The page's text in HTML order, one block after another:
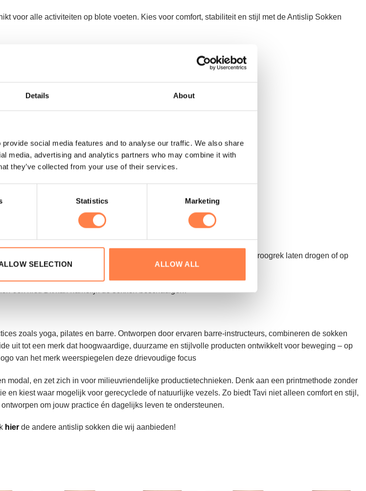
Details About
social media features and to analyse our traffic. We also share
media, advertising and analytics partners who may combine it with
they’ve collected from your use of their services.
Statistics Marketing
SELECTION ALLOW ALL
voor alle activiteiten op blote voeten. Kies voor comfort, stabiliteit en stijl met de Antislip Sokken
een zachte cyclus om de antislip laag te beschermen. Daarna op het droogrek laten drogen of op
ook niet. Dit kan namelijk de sokken beschadigen.
zoals yoga, pilates en barre. Ontworpen door ervaren barre-instructeurs, combineren de sokken
uit tot een merk dat hoogwaardige, duurzame en stijlvolle producten ontwikkelt voor beweging – op
van het merk weerspiegelen deze drievoudige focus
en zet zich in voor milieuvriendelijke productietechnieken. Denk aan een printmethode zonder
en kiest waar mogelijk voor gerecyclede of natuurlijke vezels. Zo biedt Tavi niet alleen comfort en stijl,
om jouw practice én dagelijks leven te ondersteunen.
hier de andere antislip sokken die wij aanbieden!